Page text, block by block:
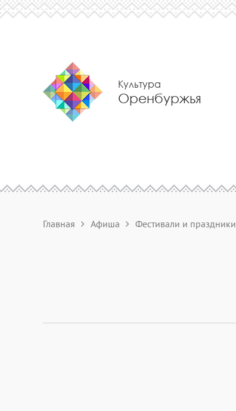
Культура
Оренбуржья
Главная Афиша Фестивали и праздники